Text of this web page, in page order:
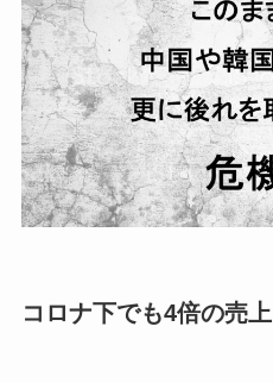
コロナ下でも4倍の売